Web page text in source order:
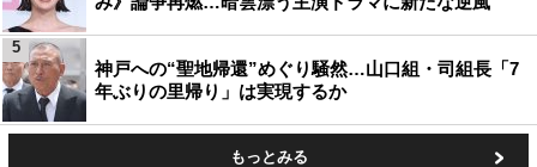
神戸への“聖地帰還”めぐり騒然…山口組・司組長「7
年ぶりの里帰り」は実現するか
5
もっとみる